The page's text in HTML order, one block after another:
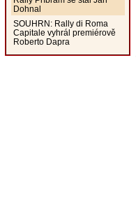
Dohnal
SOUHRN: Rally di Roma
Capitale vyhrál premiérově
Roberto Dapra